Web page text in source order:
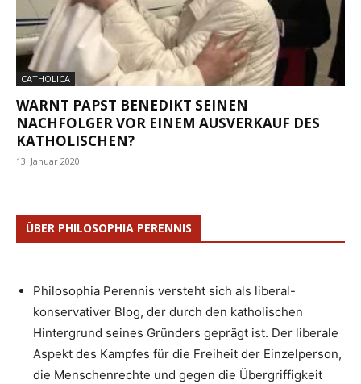
CATHOLICA
WARNT PAPST BENEDIKT SEINEN
NACHFOLGER VOR EINEM AUSVERKAUF DES
KATHOLISCHEN?
13. Januar 2020
ÜBER PHILOSOPHIA PERENNIS
Philosophia Perennis versteht sich als liberal-
konservativer Blog, der durch den katholischen
Hintergrund seines Gründers geprägt ist. Der liberale
Aspekt des Kampfes für die Freiheit der Einzelperson,
die Menschenrechte und gegen die Übergriffigkeit